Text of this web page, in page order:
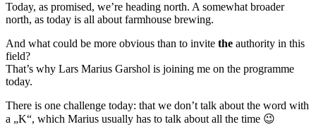
Today, as promised, we’re heading north. A somewhat broader
north, as today is all about farmhouse brewing.
And what could be more obvious than to invite the authority in this
field?
That’s why Lars Marius Garshol is joining me on the programme
today.
There is one challenge today: that we don’t talk about the word with
a „K“, which Marius usually has to talk about all the time 😉